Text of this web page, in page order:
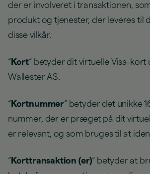
der er involveret i transaktionen,
produkt og tjenester, der leveres til
disse vilkår.
“Kort“ betyder dit virtuelle Visa-kort
Wallester AS.
“Kortnummer“ betyder det unikke
nummer, der er præget på dit
er relevant, og som bruges til at
“Korttransaktion (er)“ betyder at